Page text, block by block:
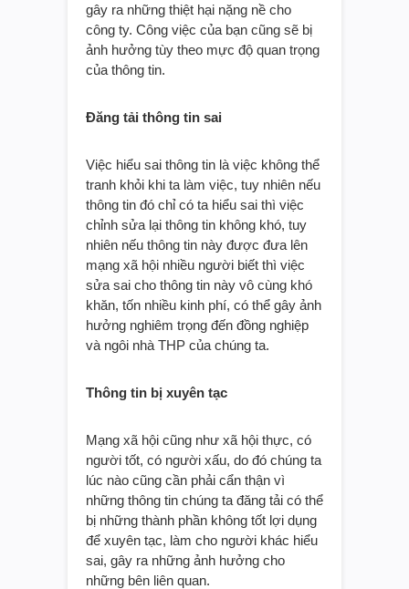
gây ra những thiệt hại nặng nề cho
công ty. Công việc của bạn cũng sẽ bị
ảnh hưởng tùy theo mực độ quan trọng
của thông tin.
Đăng tải thông tin sai
Việc hiểu sai thông tin là việc không thể
tranh khỏi khi ta làm việc, tuy nhiên nếu
thông tin đó chỉ có ta hiểu sai thì việc
chỉnh sửa lại thông tin không khó, tuy
nhiên nếu thông tin này được đưa lên
mạng xã hội nhiều người biết thì việc
sửa sai cho thông tin này vô cùng khó
khăn, tốn nhiều kinh phí, có thể gây ảnh
hưởng nghiêm trọng đến đồng nghiệp
và ngôi nhà THP của chúng ta.
Thông tin bị xuyên tạc
Mạng xã hội cũng như xã hội thực, có
người tốt, có người xấu, do đó chúng ta
lúc nào cũng cần phải cẩn thận vì
những thông tin chúng ta đăng tải có thể
bị những thành phần không tốt lợi dụng
để xuyên tạc, làm cho người khác hiểu
sai, gây ra những ảnh hưởng cho
những bên liên quan.